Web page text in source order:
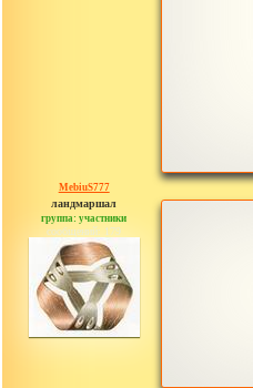
MebiuS777
ландмаршал
группа: участники
сообщений: 179